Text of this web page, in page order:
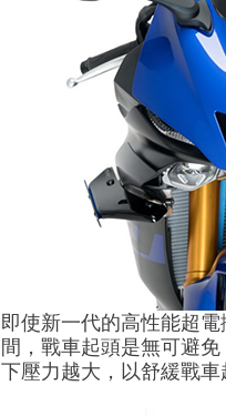
即使新一代的高性能超
間，戰車起頭是無可避
下壓力越大，以舒緩戰車